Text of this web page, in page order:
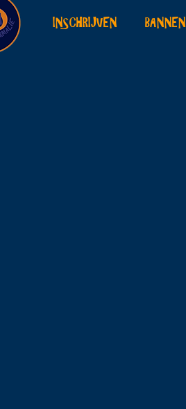
INSCHRIJVEN BANNEN